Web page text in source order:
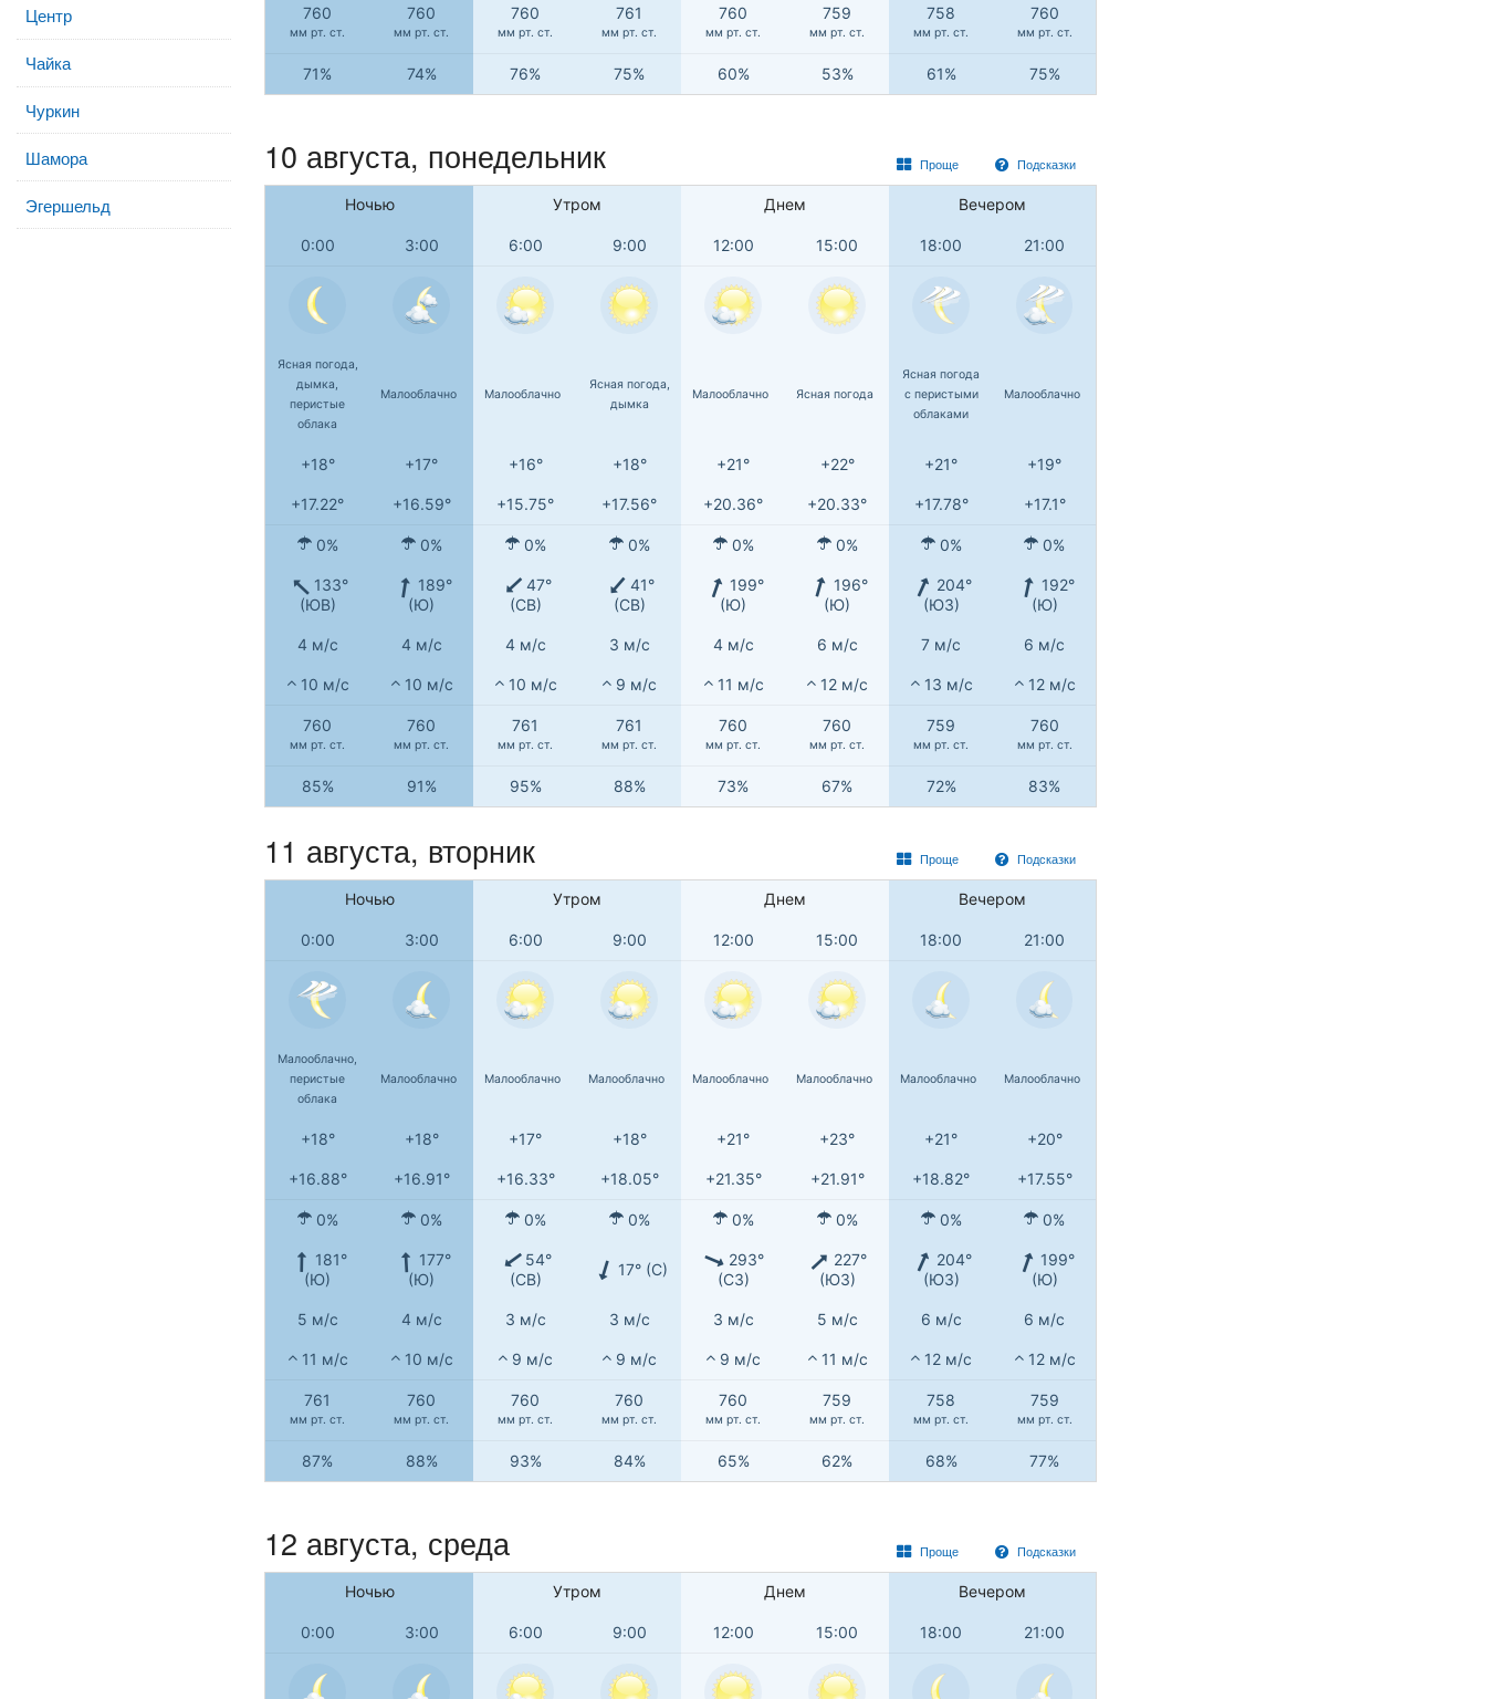
Центр
Чайка
Чуркин
Шамора
Эгершельд
760
мм рт. ст.
760
мм рт. ст.
760
мм рт. ст.
761
мм рт. ст.
760
мм рт. ст.
759
мм рт. ст.
758
мм рт. ст.
760
мм рт. ст.
71% 74% 76% 75% 60% 53% 61% 75%
Проще Подсказки
10 августа, понедельник
Ночью Утром Днем Вечером
0:00 3:00 6:00 9:00 12:00 15:00 18:00 21:00
Ясная погода,
дымка,
перистые
облака
Малооблачно Малооблачно
Ясная погода,
дымка
Малооблачно Ясная погода
Ясная погода
с перистыми
облаками
Малооблачно
+18° +17° +16° +18° +21° +22° +21° +19°
+17.22° +16.59° +15.75° +17.56° +20.36° +20.33° +17.78° +17.1°
0% 0% 0% 0% 0% 0% 0% 0%
133°
(ЮВ)
189°
(Ю)
47°
(СВ)
41°
(СВ)
199°
(Ю)
196°
(Ю)
204°
(ЮЗ)
192°
(Ю)
4 м/с 4 м/с 4 м/с 3 м/с 4 м/с 6 м/с 7 м/с 6 м/с
10 м/с 10 м/с 10 м/с 9 м/с 11 м/с 12 м/с 13 м/с 12 м/с
760
мм рт. ст.
760
мм рт. ст.
761
мм рт. ст.
761
мм рт. ст.
760
мм рт. ст.
760
мм рт. ст.
759
мм рт. ст.
760
мм рт. ст.
85% 91% 95% 88% 73% 67% 72% 83%
Проще Подсказки
11 августа, вторник
Ночью Утром Днем Вечером
0:00 3:00 6:00 9:00 12:00 15:00 18:00 21:00
Малооблачно,
перистые
облака
Малооблачно Малооблачно Малооблачно Малооблачно Малооблачно Малооблачно Малооблачно
+18° +18° +17° +18° +21° +23° +21° +20°
+16.88° +16.91° +16.33° +18.05° +21.35° +21.91° +18.82° +17.55°
0% 0% 0% 0% 0% 0% 0% 0%
181°
(Ю)
177°
(Ю)
54°
(СВ)
17° (С)
293°
(СЗ)
227°
(ЮЗ)
204°
(ЮЗ)
199°
(Ю)
5 м/с 4 м/с 3 м/с 3 м/с 3 м/с 5 м/с 6 м/с 6 м/с
11 м/с 10 м/с 9 м/с 9 м/с 9 м/с 11 м/с 12 м/с 12 м/с
761
мм рт. ст.
760
мм рт. ст.
760
мм рт. ст.
760
мм рт. ст.
760
мм рт. ст.
759
мм рт. ст.
758
мм рт. ст.
759
мм рт. ст.
87% 88% 93% 84% 65% 62% 68% 77%
Проще Подсказки
12 августа, среда
Ночью Утром Днем Вечером
0:00 3:00 6:00 9:00 12:00 15:00 18:00 21:00